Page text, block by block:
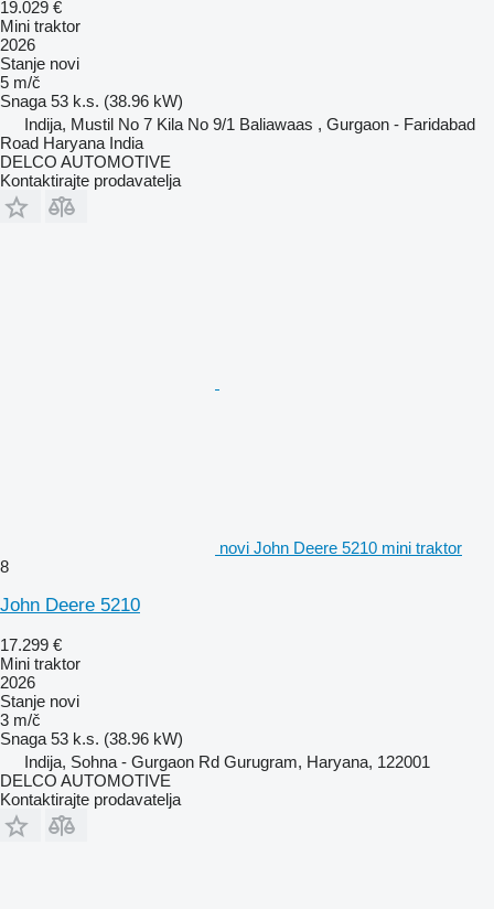
19.029 €
Mini traktor
2026
Stanje novi
5 m/č
Snaga 53 k.s. (38.96 kW)
Indija, Mustil No 7 Kila No 9/1 Baliawaas , Gurgaon - Faridabad
Road Haryana India
DELCO AUTOMOTIVE
Kontaktirajte prodavatelja
novi John Deere 5210 mini traktor
8
John Deere 5210
17.299 €
Mini traktor
2026
Stanje novi
3 m/č
Snaga 53 k.s. (38.96 kW)
Indija, Sohna - Gurgaon Rd Gurugram, Haryana, 122001
DELCO AUTOMOTIVE
Kontaktirajte prodavatelja